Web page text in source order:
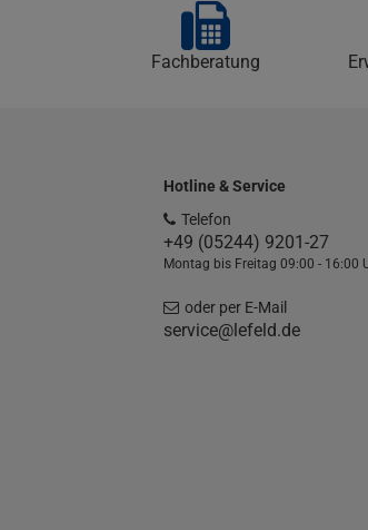
Fachberatung
Hotline & Service
Telefon
+49 (05244) 9201-27
Montag bis Freitag 09:00 - 16:00
oder per E-Mail
service@lefeld.de